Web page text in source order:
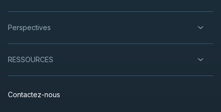
Perspectives
RESSOURCES
Contactez-nous